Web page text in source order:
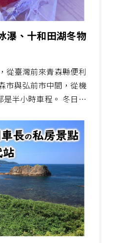
瀑、十和田湖冬物
從臺灣前來青森縣便利
市與弘前市中間，從機
半小時車程。 冬日來
縣，此般景象今年著實
，跟著列車、巴士行走
十和田湖、輕津一帶，
並不是那麼便利，但快
憶空間，那便是冬之青
被遺忘的回憶。